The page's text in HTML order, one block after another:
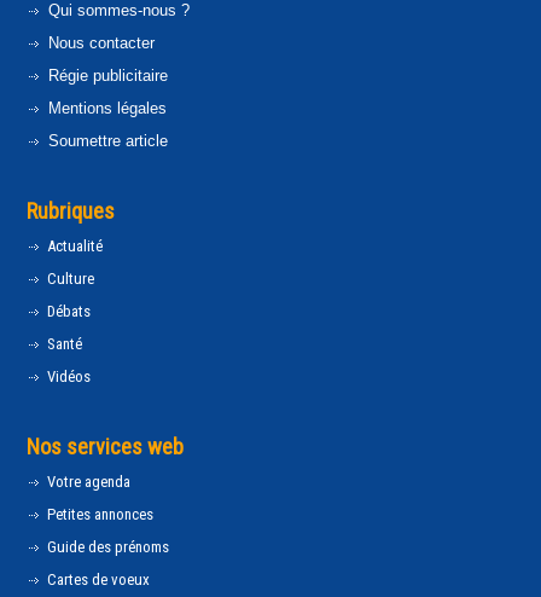
Qui sommes-nous ?
Nous contacter
Régie publicitaire
Mentions légales
Soumettre article
Rubriques
Actualité
Culture
Débats
Santé
Vidéos
Nos services web
Votre agenda
Petites annonces
Guide des prénoms
Cartes de voeux